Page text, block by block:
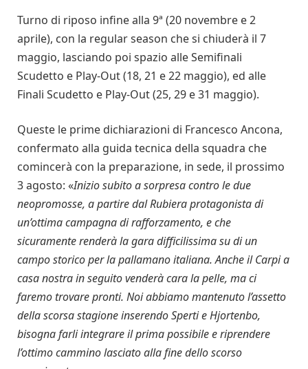
Turno di riposo infine alla 9ª (20 novembre e 2
aprile), con la regular season che si chiuderà il 7
maggio, lasciando poi spazio alle Semifinali
Scudetto e Play-Out (18, 21 e 22 maggio), ed alle
Finali Scudetto e Play-Out (25, 29 e 31 maggio).
Queste le prime dichiarazioni di Francesco Ancona,
confermato alla guida tecnica della squadra che
comincerà con la preparazione, in sede, il prossimo
3 agosto: «Inizio subito a sorpresa contro le due
neopromosse, a partire dal Rubiera protagonista di
un’ottima campagna di rafforzamento, e che
sicuramente renderà la gara difficilissima su di un
campo storico per la pallamano italiana. Anche il Carpi a
casa nostra in seguito venderà cara la pelle, ma ci
faremo trovare pronti. Noi abbiamo mantenuto l’assetto
della scorsa stagione inserendo Sperti e Hjortenbo,
bisogna farli integrare il prima possibile e riprendere
l’ottimo cammino lasciato alla fine dello scorso